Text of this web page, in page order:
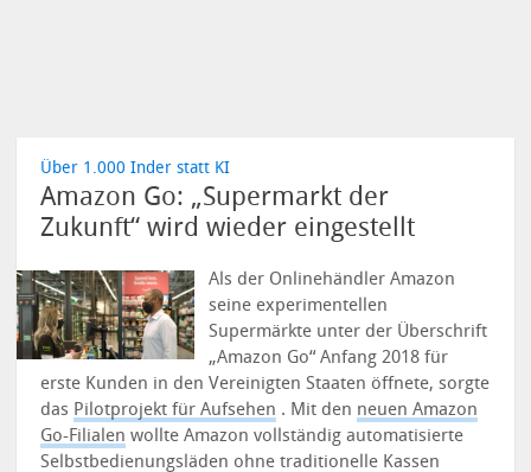
Über 1.000 Inder statt KI
Amazon Go: „Supermarkt der
Zukunft“ wird wieder eingestellt
Als der Onlinehändler Amazon
seine experimentellen
Supermärkte unter der Überschrift
„Amazon Go“ Anfang 2018 für
erste Kunden in den Vereinigten Staaten öffnete, sorgte
das Pilotprojekt für Aufsehen . Mit den neuen Amazon
Go-Filialen wollte Amazon vollständig automatisierte
Selbstbedienungsläden ohne traditionelle Kassen